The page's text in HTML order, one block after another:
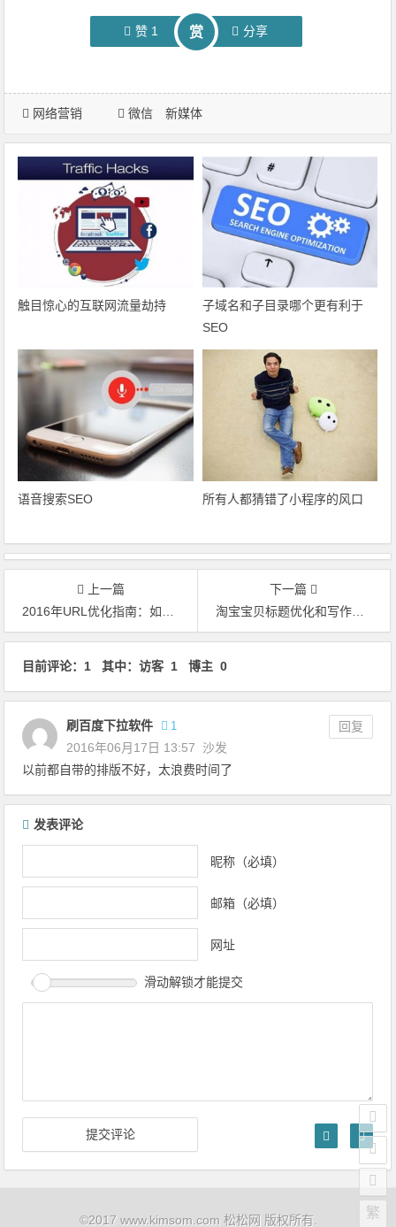
赞 1 赏 分享
网络营销 微信 新媒体
触目惊心的互联网流量劫持
子域名和子目录哪个更有利于
SEO
语音搜索SEO 所有人都猜错了小程序的风口
上一篇
2016年URL优化指南：如何选择一个有利于SEO的URL？
下一篇
淘宝宝贝标题优化和写作技巧
目前评论：1 其中：访客 1 博主 0
刷百度下拉软件 1
回复
2016年06月17日 13:57
沙发
以前都自带的排版不好，太浪费时间了
发表评论
昵称（必填）
邮箱（必填）
网址
滑动解锁才能提交
©2017 www.kimsom.com 松松网 版权所有.
繁